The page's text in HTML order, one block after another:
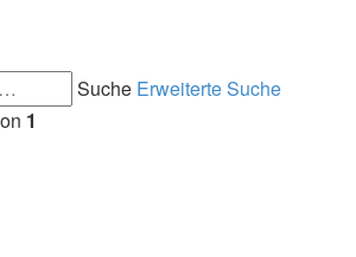
Suche Erweiterte Suche
1